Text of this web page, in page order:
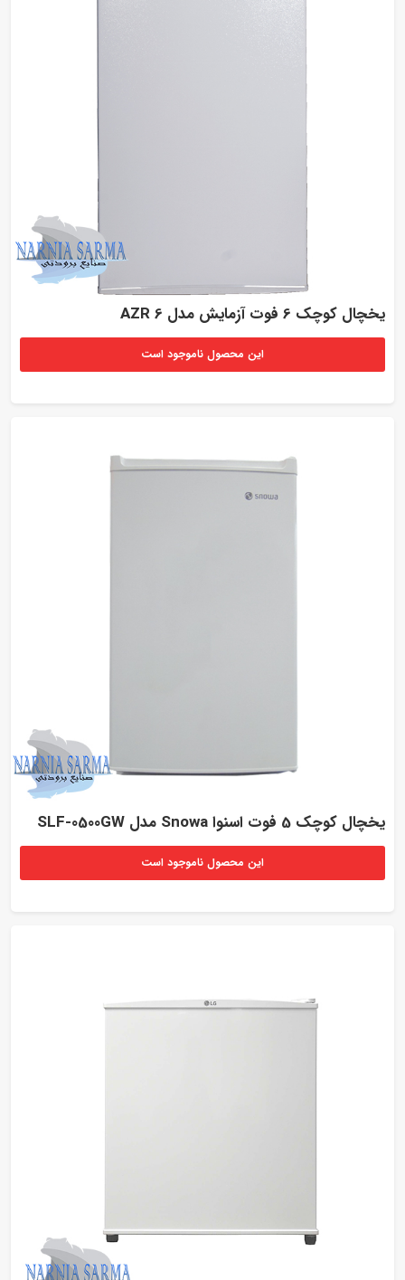
یخچال کوچک 6 فوت آزمایش مدل AZR 6
این محصول ناموجود است
یخچال کوچک 5 فوت اسنوا Snowa مدل SLF-0500GW
این محصول ناموجود است